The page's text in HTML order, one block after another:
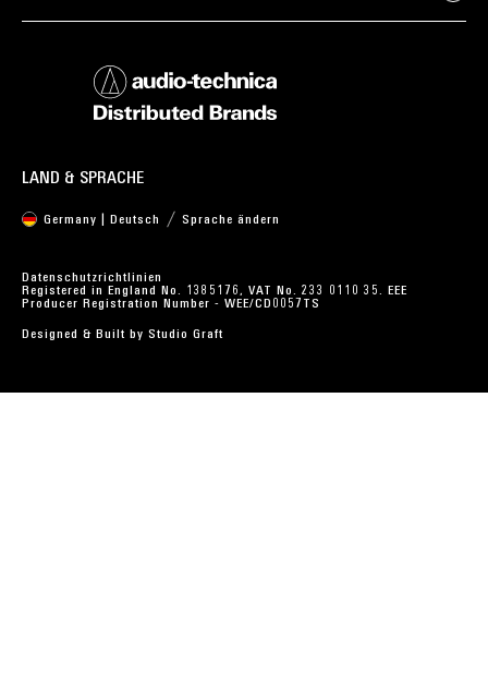
LAND & SPRACHE
Germany | Deutsch Sprache ändern
Datenschutzrichtlinien
Registered in England No. 1385176, VAT No. 233 0110 35. EEE
Producer Registration Number - WEE/CD0057TS
Designed & Built by Studio Graft